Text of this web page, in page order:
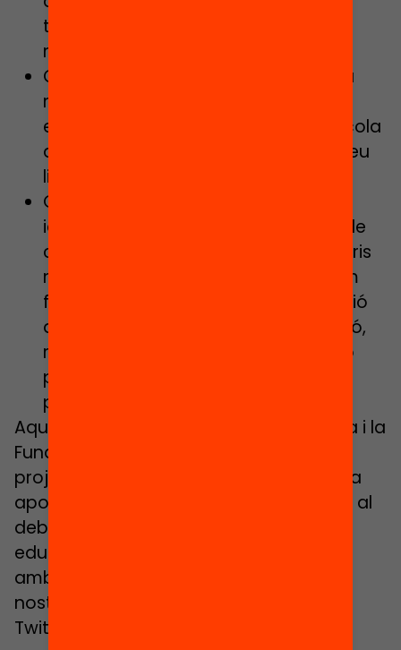
tipus de lideratge tenen un impacte
més significatiu?
Com promoure i donar suport a una
major distribució del lideratge, més
enllà dels directors i directores d’escola
ajudant als consells escolars en el seu
lideratge?
Quins requisits haurien de complir
idealment els directors i directores de
centres educatius? Cal establir criteris
més estrictes per a la selecció? Com
fer del lideratge escolar una professió
atractiva, en termes de contractació,
remuneració, incentius, organització
professional i oportunitats
professionals?
Aquest debat està organitzat per Ivàlua i la
Fundació Jaume Bofill en el marc del
projecte
, una
aposta per aportar evidència científica al
debat sobre la política i la pràctica
educativa, connectant el rigor analític
amb els reptes educatius plantejats al
nostre país.
Twitter: